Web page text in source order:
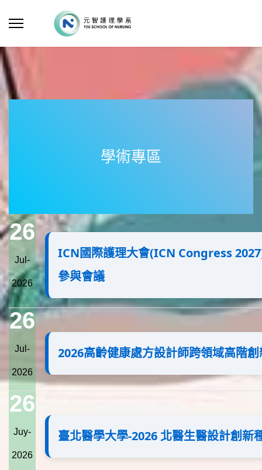
學術專區
26
Jul-
2026
ICN國際護理大會(ICN Congress
參與會議
26
Jul-
2026
2026高齡健康處方設計師跨領域高階
26
Juy-
2026
臺北醫學大學-2026 北醫生醫設計創新